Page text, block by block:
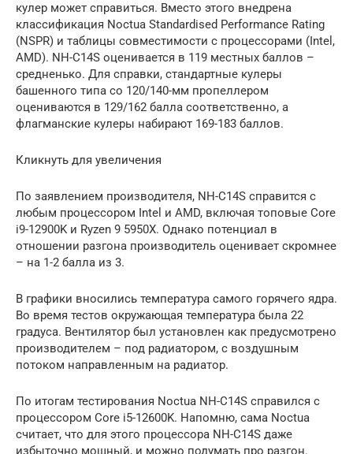
кулер может справиться. Вместо этого внедрена
классификация Noctua Standardised Performance Rating
(NSPR) и таблицы совместимости с процессорами (Intel,
AMD). NH-C14S оценивается в 119 местных баллов –
средненько. Для справки, стандартные кулеры
башенного типа со 120/140-мм пропеллером
оцениваются в 129/162 балла соответственно, а
флагманские кулеры набирают 169-183 баллов.
Кликнуть для увеличения
По заявлением производителя, NH-C14S справится с
любым процессором Intel и AMD, включая топовые Core
i9-12900K и Ryzen 9 5950X. Однако потенциал в
отношении разгона производитель оценивает скромнее
– на 1-2 балла из 3.
В графики вносились температура самого горячего ядра.
Во время тестов окружающая температура была 22
градуса. Вентилятор был установлен как предусмотрено
производителем – под радиатором, с воздушным
потоком направленным на радиатор.
По итогам тестирования Noctua NH-C14S справился с
процессором Core i5-12600K. Напомню, сама Noctua
считает, что для этого процессора NH-C14S даже
избыточно мощный, и можно подумать про разгон.